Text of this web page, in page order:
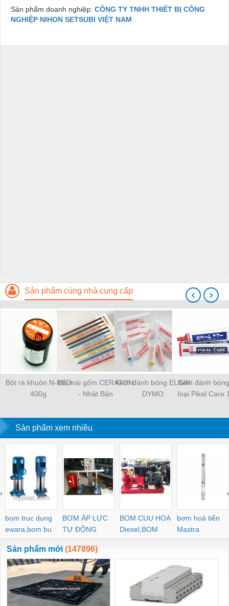
Sản phẩm doanh nghiệp: CÔNG TY TNHH THIẾT BỊ CÔNG
NGHIỆP NIHON SETSUBI VIỆT NAM
Sản phẩm cùng nhà cung cấp
Bột rà khuôn N-RED
400g
Đá mài gốm CERATON
- Nhật Bản
Kem đánh bóng ELGIN
DYMO
Kem đánh
loại Pikal Care
‹ ›
Sản phẩm xem nhiều
bom truc dung
ewara,bom bu
ewara
BƠM ÁP LỰC
TỰ ĐỘNG
BOM CUU HOA
Diesel,BOM
CHUA CHAY
bơm hoả tiển
Mastra
‹ ›
Sản phẩm mới (147896)